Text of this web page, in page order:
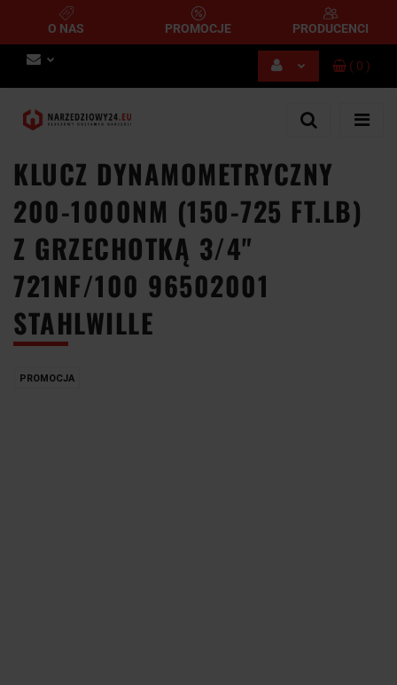
O NAS PROMOCJE PRODUCENCI
( 0 )
KLUCZ DYNAMOMETRYCZNY
200-1000NM (150-725 FT.LB)
Z GRZECHOTKĄ 3/4"
721NF/100 96502001
STAHLWILLE
PROMOCJA